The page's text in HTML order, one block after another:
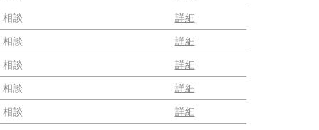
相談 詳細
相談 詳細
相談 詳細
相談 詳細
相談 詳細